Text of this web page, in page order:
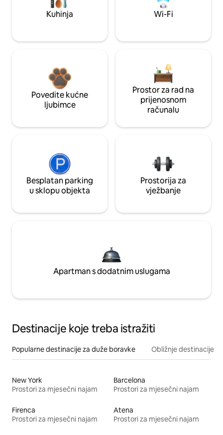
Kuhinja Wi-Fi
Povedite kućne
ljubimce
Prostor za rad na
prijenosnom
računalu
Besplatan parking
u sklopu objekta
Prostorija za
vježbanje
Apartman s dodatnim uslugama
Destinacije koje treba istražiti
Popularne destinacije za duže boravke Obližnje destinacije
New York
Prostori za mjesečni najam
Barcelona
Prostori za mjesečni najam
Firenca
Prostori za mjesečni najam
Atena
Prostori za mjesečni najam